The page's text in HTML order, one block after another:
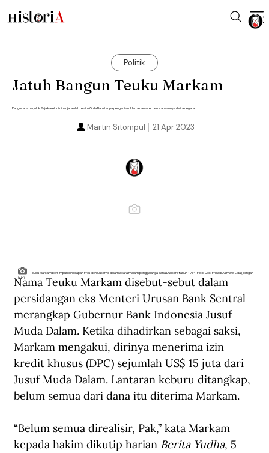
Politik
Jatuh Bangun Teuku Markam
Pengusaha berjuluk Raja karet ini dipenjara oleh rezim Orde Baru tanpa pengadilan. Harta dan aset perusahaannya disita negara.
21 Apr 2023
Martin Sitompul
Teuku Markam bersimpuh dihadapan Presiden Sukarno dalam acara malam penggalanga dana Dwikora tahun 1964. Foto: Dok. Pribadi Asmawi Lida (dengan
izin).
Nama Teuku Markam disebut-sebut dalam
persidangan eks Menteri Urusan Bank Sentral
merangkap Gubernur Bank Indonesia Jusuf
Muda Dalam. Ketika dihadirkan sebagai saksi,
Markam mengakui, dirinya menerima izin
kredit khusus (DPC) sejumlah US$ 15 juta dari
Jusuf Muda Dalam. Lantaran keburu ditangkap,
belum semua dari dana itu diterima Markam.
“Belum semua direalisir, Pak,” kata Markam
kepada hakim dikutip harian Berita Yudha, 5